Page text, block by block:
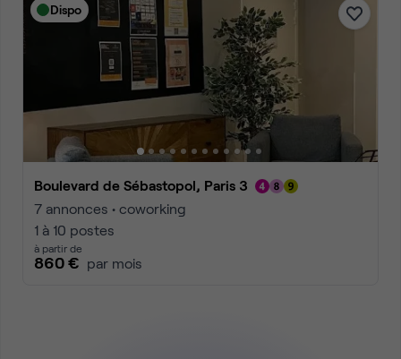
Dispo
Boulevard de Sébastopol, Paris 3
7 annonces • coworking
1 à 10 postes
à partir de
860 € par mois